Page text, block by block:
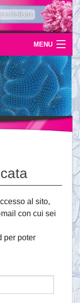
MENU
al sito,
con cui sei
per poter